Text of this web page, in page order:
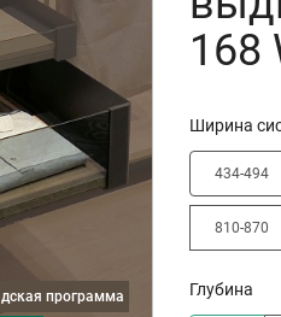
программа
168
Ширина
434-494
810-870
Глубина